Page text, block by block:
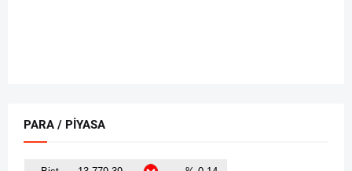
PARA / PİYASA